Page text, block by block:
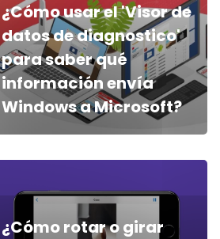
¿Cómo usar el 'Visor de
datos de diagnostico'
para saber qué
información envía
Windows a Microsoft?
¿Cómo rotar o girar